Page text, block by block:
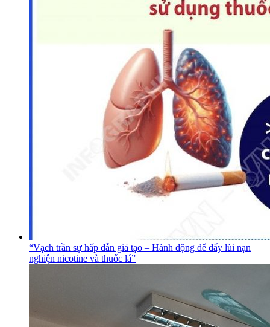
“Vạch trần sự hấp dẫn giả tạo – Hành động để đẩy lùi nạn
nghiện nicotine và thuốc lá”